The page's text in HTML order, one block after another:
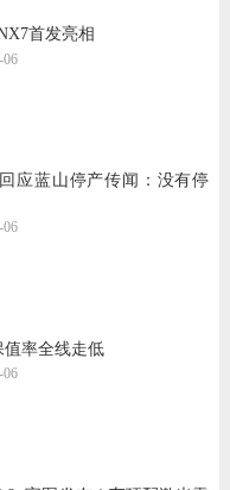
首发亮相
06
应蓝山停产传闻：没有停
06
值率全线走低
06